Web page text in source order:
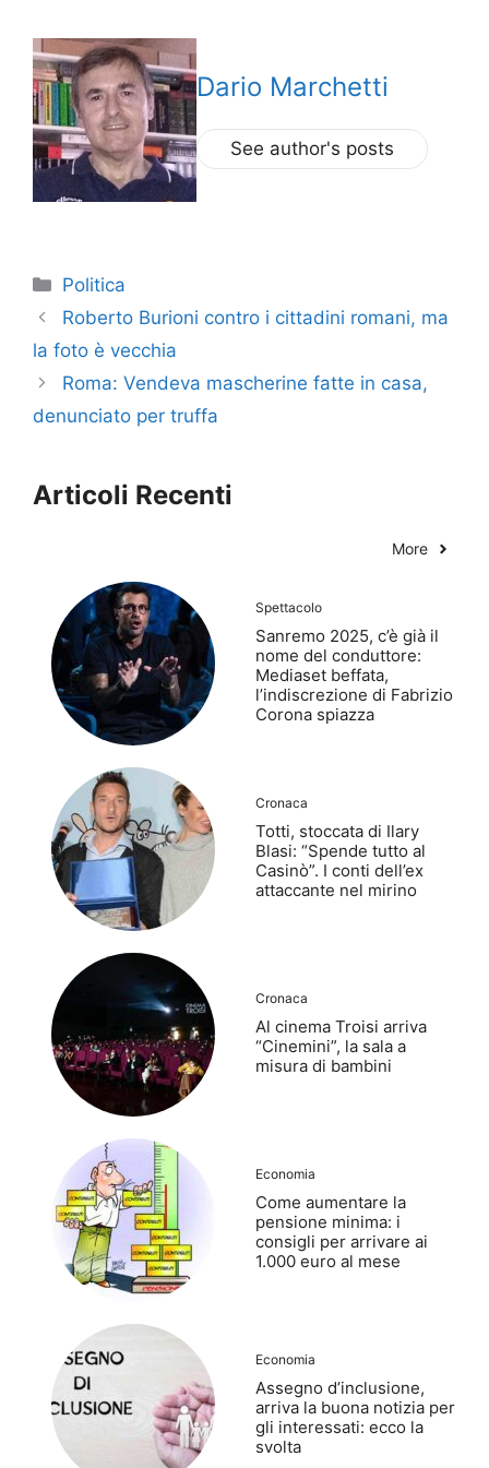
Dario Marchetti
See author's posts
Categorie
Politica
Roberto Burioni contro i cittadini romani, ma
la foto è vecchia
Roma: Vendeva mascherine fatte in casa,
denunciato per truffa
Articoli Recenti
More
Spettacolo
Sanremo 2025, c’è già il
nome del conduttore:
Mediaset beffata,
l’indiscrezione di Fabrizio
Corona spiazza
Cronaca
Totti, stoccata di Ilary
Blasi: “Spende tutto al
Casinò”. I conti dell’ex
attaccante nel mirino
Cronaca
Al cinema Troisi arriva
“Cinemini”, la sala a
misura di bambini
Economia
Come aumentare la
pensione minima: i
consigli per arrivare ai
1.000 euro al mese
Economia
Assegno d’inclusione,
arriva la buona notizia per
gli interessati: ecco la
svolta